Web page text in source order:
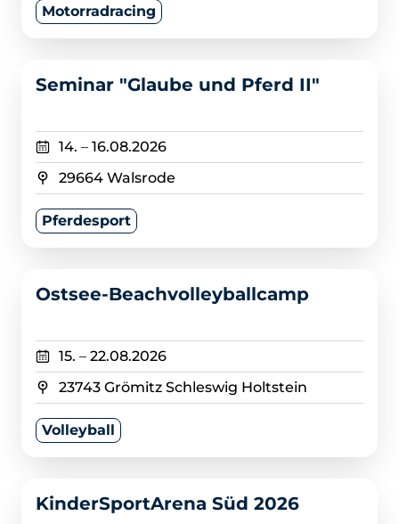
Motorradracing
Seminar "Glaube und Pferd II"
14. – 16.08.2026
29664 Walsrode
Pferdesport
Ostsee-Beachvolleyballcamp
15. – 22.08.2026
23743 Grömitz Schleswig Holtstein
Volleyball
KinderSportArena Süd 2026